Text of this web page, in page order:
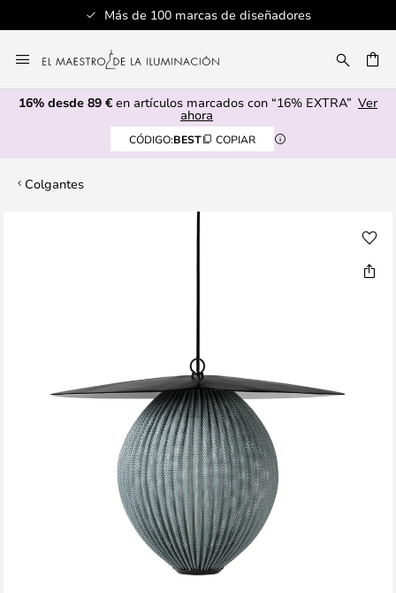
Más de 100 marcas de diseñadores
al
contenido
16% desde 89 € en artículos marcados con “16% EXTRA” Ver
ahora
CÓDIGO:BEST COPIAR
Colgantes